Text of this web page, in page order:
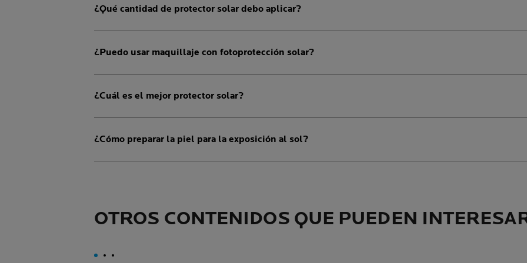
¿Qué cantidad de protector solar debo aplicar?
¿Puedo usar maquillaje con fotoprotección solar?
¿Cuál es el mejor protector solar?
¿Cómo preparar la piel para la exposición al sol?
OTROS CONTENIDOS QUE PUEDEN